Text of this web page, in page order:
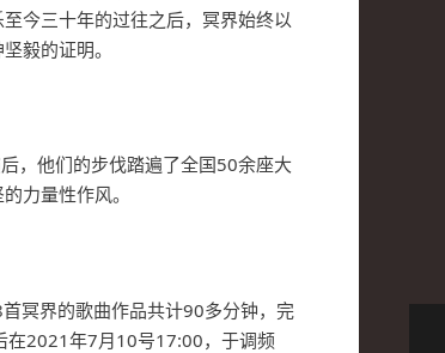
今三十年的过往之后，冥界始终以
毅的证明。
，他们的步伐踏遍了全国50余座大
力量性作风。
冥界的歌曲作品共计90多分钟，完
在2021年7月10号17:00，于调频